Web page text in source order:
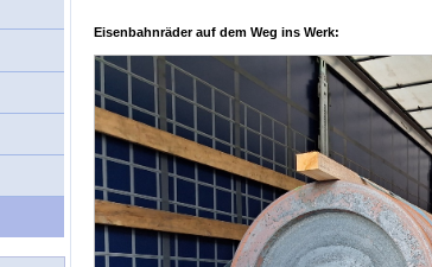
Eisenbahnräder auf dem Weg ins Werk: